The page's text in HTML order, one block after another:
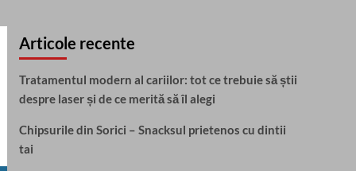
Articole recente
Tratamentul modern al cariilor: tot ce trebuie să știi
despre laser și de ce merită să îl alegi
Chipsurile din Sorici – Snacksul prietenos cu dintii
tai